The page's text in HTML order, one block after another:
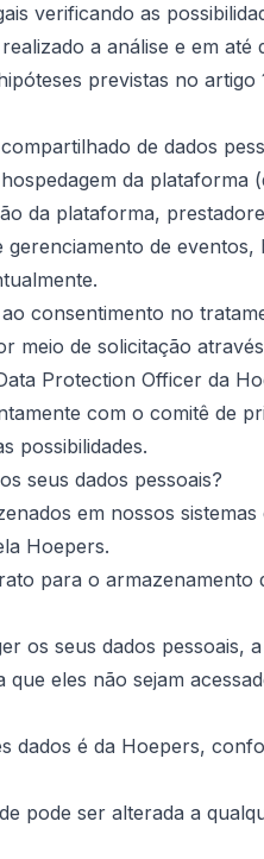
verificando as
a análise e em até
previstas no artigo
de dados
da plataforma
da plataforma,
de
consentimento no
meio de solicitação
Protection Officer da
com o comitê de
possibilidades.
seus dados pessoais?
em nossos
Hoepers.
para o armazenamento
os seus dados pessoais,
eles não sejam
dados é da Hoepers,
pode ser alterada a